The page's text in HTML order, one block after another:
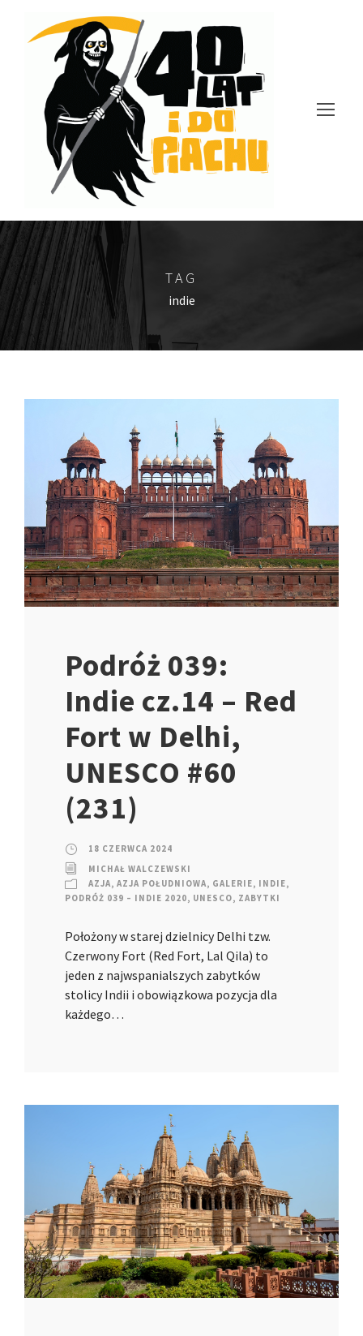
TAG
indie
Podróż 039:
Indie cz.14 – Red
Fort w Delhi,
UNESCO #60
(231)
18 CZERWCA 2024
MICHAŁ WALCZEWSKI
AZJA, AZJA POŁUDNIOWA, GALERIE, INDIE,
PODRÓŻ 039 – INDIE 2020, UNESCO, ZABYTKI
Położony w starej dzielnicy Delhi tzw.
Czerwony Fort (Red Fort, Lal Qila) to
jeden z najwspanialszych zabytków
stolicy Indii i obowiązkowa pozycja dla
każdego…